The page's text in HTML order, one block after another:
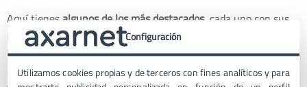
Aquí tienesalgunos de los más destacados, cada uno con sus
propias características que los hacen únicos para diferentes
necesidades de negocio.
ATUM Inventory Management for WooCommerce
Configuración
Utilizamos cookies propias y de terceros con fines analíticos y para